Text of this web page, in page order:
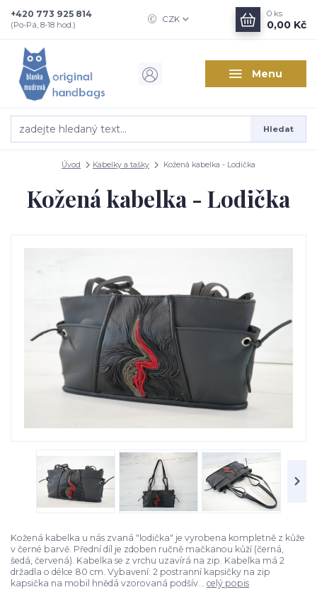
Menu
CZK
Hledat
+420 773 925 814
(Po-Pá, 8-18 hod.)
0 ks
0,00 Kč
Úvod Kabelky a tašky Kožená kabelka - Lodička
Kožená kabelka - Lodička
Kožená kabelka u nás zvaná "lodička" je vyrobena kompletně z kůže
v černé barvě. Přední díl je zdoben ručně mačkanou kůží (černá,
šedá, červená). Kabelka se z vrchu uzavírá na zip. Kabelka má 2
držadla o délce 80 cm. Vybavení: 2 postranní kapsičky na zip
kapsička na mobil hnědá vzorovaná podšív... celý popis